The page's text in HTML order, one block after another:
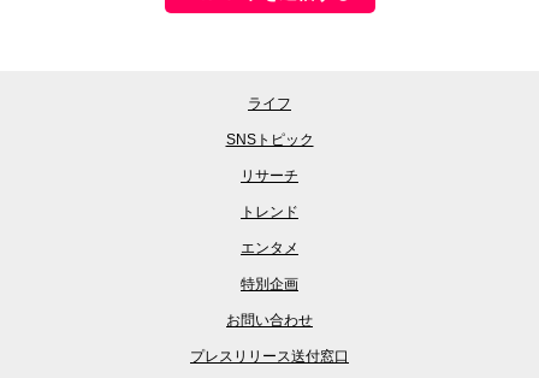
ライフ
SNSトピック
リサーチ
トレンド
エンタメ
特別企画
お問い合わせ
プレスリリース送付窓口